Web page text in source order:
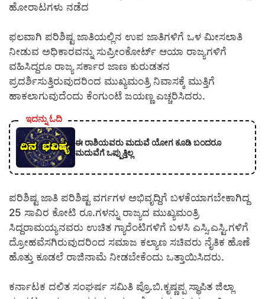
ಹೋರಾಟಗಳು ನಡೆದ
ಫಲವಾಗಿ ಪರಿಶಿಷ್ಟ ಜಾತಿಯಲ್ಲಿನ ಉಪ ಜಾತಿಗಳಿಗೆ ಒಳ ಮೀಸಲಾತಿ
ನೀಡುವ ಅಧಿಕಾರವನ್ನು ಸುಪ್ರೀಂಕೋರ್ಟ್ ಆಯಾ ರಾಜ್ಯಗಳಿಗೆ
ವಹಿಸಿದ್ದರೂ ರಾಜ್ಯ ಸರ್ಕಾರ ಜಾಣ ಕುರುಡತನ
ಪ್ರದರ್ಶಿಸುತ್ತಿರುವುದರಿಂದ ಮುಖ್ಯಮಂತ್ರಿ ನಿವಾಸಕ್ಕೆ ಮುತ್ತಿಗೆ
ಹಾಕಲಾಗುವುದೆಂದು ಕೆಂಗುಂಟೆ ಜಯಣ್ಣ ಎಚ್ಚರಿಸಿದರು.
ಇದನ್ನು ಓದಿ
ಈ ರಾಶಿಯವರು ಮದುವೆ ಯೋಗ ಕೂಡಿ ಬಂದರೂ
ಮದುವೆಗೆ ಒಪ್ಪುತ್ತಿಲ್ಲ
ಪರಿಶಿಷ್ಟ ಜಾತಿ ಪರಿಶಿಷ್ಟ ವರ್ಗಗಳ ಅಭಿವೃದ್ದಿಗೆ ಬಳಕೆಯಾಗಬೇಕಾಗಿದ್ದ
25 ಸಾವಿರ ಕೋಟಿ ರೂ.ಗಳನ್ನು ರಾಜ್ಯದ ಮುಖ್ಯಮಂತ್ರಿ
ಸಿದ್ದರಾಮಯ್ಯನವರು ಉಚಿತ ಗ್ಯಾರೆಂಟಿಗಳಿಗೆ ಬಳಸಿ ಎಸ್ಸಿ.ಎಸ್ಟಿ.ಗಳಿಗೆ
ದ್ರೋಹವೆಸಗಿರುವುದರಿಂದ ಸಮಾಜ ಕಲ್ಯಾಣ ಸಚಿವರು ನೈತಿಕ ಹೊಣೆ
ಹೊತ್ತು ಕೂಡಲೆ ರಾಜಿನಾಮೆ ನೀಡಬೇಕೆಂದು ಒತ್ತಾಯಿಸಿದರು.
ಕರ್ನಾಟಕ ದಲಿತ ಸಂಘರ್ಷ ಸಮಿತಿ ಪ್ರೊ.ಬಿ.ಕೃಷ್ಣಪ್ಪ ಸ್ಥಾಪಿತ ಜಿಲ್ಲಾ